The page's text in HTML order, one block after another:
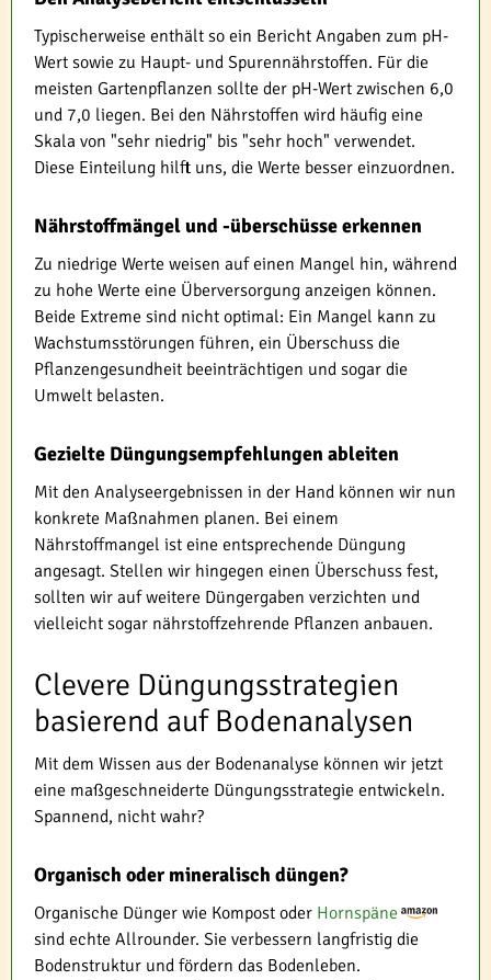
Typischerweise enthält so ein Bericht Angaben zum pH-
Wert sowie zu Haupt- und Spurennährstoffen. Für die
meisten Gartenpflanzen sollte der pH-Wert zwischen 6,0
und 7,0 liegen. Bei den Nährstoffen wird häufig eine
Skala von "sehr niedrig" bis "sehr hoch" verwendet.
Diese Einteilung hilft uns, die Werte besser einzuordnen.
Nährstoffmängel und -überschüsse erkennen
Zu niedrige Werte weisen auf einen Mangel hin, während
zu hohe Werte eine Überversorgung anzeigen können.
Beide Extreme sind nicht optimal: Ein Mangel kann zu
Wachstumsstörungen führen, ein Überschuss die
Pflanzengesundheit beeinträchtigen und sogar die
Umwelt belasten.
Gezielte Düngungsempfehlungen ableiten
Mit den Analyseergebnissen in der Hand können wir nun
konkrete Maßnahmen planen. Bei einem
Nährstoffmangel ist eine entsprechende Düngung
angesagt. Stellen wir hingegen einen Überschuss fest,
sollten wir auf weitere Düngergaben verzichten und
vielleicht sogar nährstoffzehrende Pflanzen anbauen.
Clevere Düngungsstrategien
basierend auf Bodenanalysen
Mit dem Wissen aus der Bodenanalyse können wir jetzt
eine maßgeschneiderte Düngungsstrategie entwickeln.
Spannend, nicht wahr?
Organisch oder mineralisch düngen?
Organische Dünger wie Kompost oder Hornspäne
sind echte Allrounder. Sie verbessern langfristig die
Bodenstruktur und fördern das Bodenleben.